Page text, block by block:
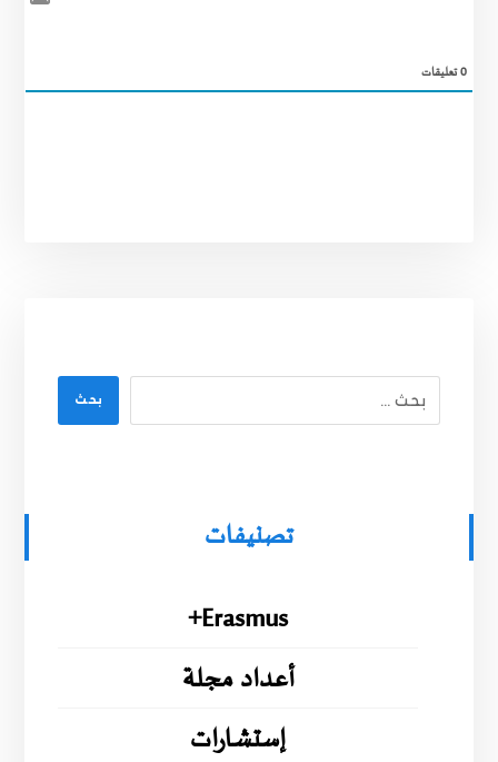
0تعليقات
بحث
تصنيفات
Erasmus+
أعداد مجلة
إستشارات